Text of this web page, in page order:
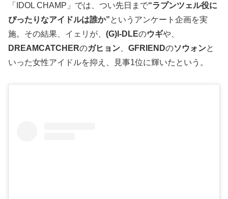
「IDOL CHAMP」では、つい先日まで“ラプンツェル役に
ぴったりなアイドルは誰か”というアンケート企画を実
施。その結果、イェリが、 (G)I-DLEのウギや、
DREAMCATCHERのガヒョン GFRIENDのソウォンと
いった女性アイドルを抑え、見事1位に輝いたという。